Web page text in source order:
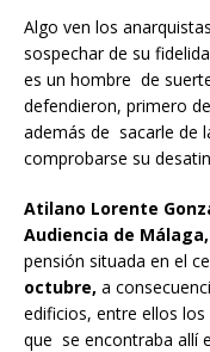
Algo ven los
sospechar de su
es un hombre de
defendieron, primero
además de sacarle de
comprobarse su
Atilano Lorente
Audiencia de Málaga,
pensión situada en el
octubre, a
edificios, entre ellos
que se encontraba allí